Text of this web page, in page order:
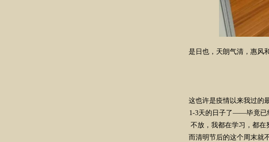
是日也，天朗气清，惠风
这也许是疫情以来我过的
1-3天的日子了——毕竟已
不放，我都在学习，都在
而清明节后的这个周末就